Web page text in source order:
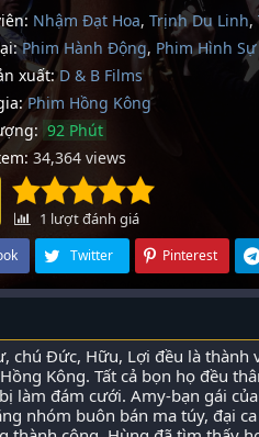
Nhậm Đạt Hoa, Trịnh Du Linh,
Phim Hành Động, Phim Hình Sự
xuất: D & B Films
Phim Hồng Kông
92 Phút
34,364 views
1 lượt đánh giá
Twitter Pinterest
chú Đức, Hữu, Lợi đều là thành
Kông. Tất cả bọn họ đều
làm đám cưới. Amy-bạn gái
nhóm buôn bán ma túy, đại